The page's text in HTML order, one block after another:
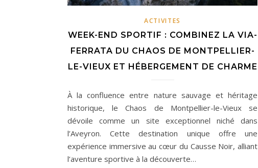
ACTIVITES
WEEK-END SPORTIF : COMBINEZ LA VIA-
FERRATA DU CHAOS DE MONTPELLIER-
LE-VIEUX ET HÉBERGEMENT DE CHARME
À la confluence entre nature sauvage et héritage
historique, le Chaos de Montpellier-le-Vieux se
dévoile comme un site exceptionnel niché dans
l’Aveyron. Cette destination unique offre une
expérience immersive au cœur du Causse Noir, alliant
l’aventure sportive à la découverte…